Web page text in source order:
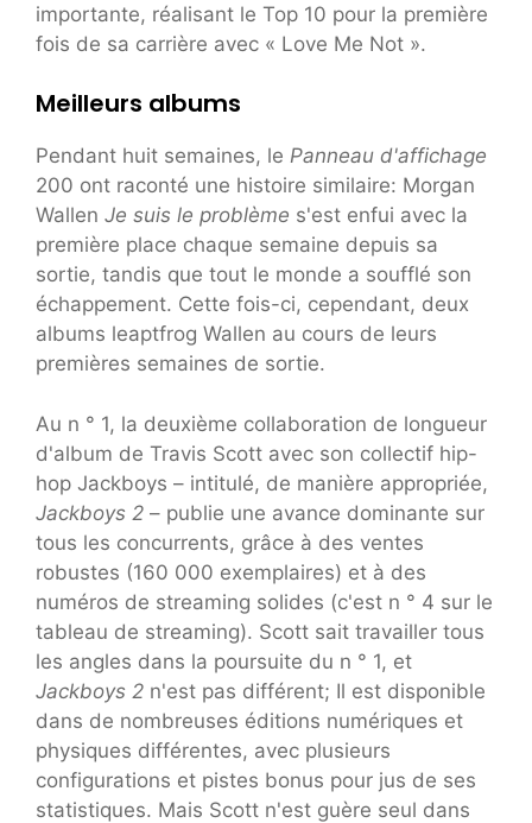
importante, réalisant le Top 10 pour la première
fois de sa carrière avec « Love Me Not ».
Meilleurs albums
Pendant huit semaines, le Panneau d'affichage
200 ont raconté une histoire similaire: Morgan
Wallen Je suis le problème s'est enfui avec la
première place chaque semaine depuis sa
sortie, tandis que tout le monde a soufflé son
échappement. Cette fois-ci, cependant, deux
albums leaptfrog Wallen au cours de leurs
premières semaines de sortie.
Au n ° 1, la deuxième collaboration de longueur
d'album de Travis Scott avec son collectif hip-
hop Jackboys – intitulé, de manière appropriée,
Jackboys 2 – publie une avance dominante sur
tous les concurrents, grâce à des ventes
robustes (160 000 exemplaires) et à des
numéros de streaming solides (c'est n ° 4 sur le
tableau de streaming). Scott sait travailler tous
les angles dans la poursuite du n ° 1, et
Jackboys 2 n'est pas différent; Il est disponible
dans de nombreuses éditions numériques et
physiques différentes, avec plusieurs
configurations et pistes bonus pour jus de ses
statistiques. Mais Scott n'est guère seul dans